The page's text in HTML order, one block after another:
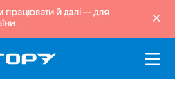
працювати й далі — для